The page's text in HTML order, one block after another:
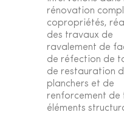
rénovation
copropriétés,
des travaux de
ravalement de
de réfection de
de restauration
planchers et de
renforcement de
éléments